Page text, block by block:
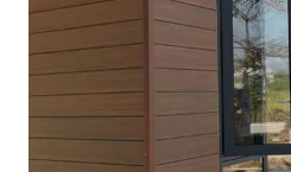
ネ
ル
で